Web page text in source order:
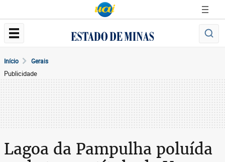
Início Gerais
Publicidade
Lagoa da Pampulha poluída